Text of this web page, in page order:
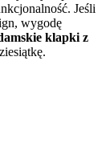
Jeśli
wygodę
klapki z